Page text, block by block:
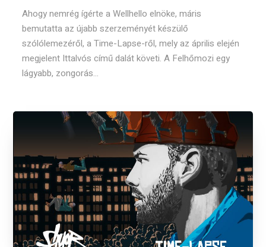
Ahogy nemrég ígérte a Wellhello elnöke, máris
bemutatta az újabb szerzeményét készülő
szólólemezéről, a Time-Lapse-ről, mely az április elején
megjelent Ittalvós című dalát követi. A Felhőmozi egy
lágyabb, zongorás...